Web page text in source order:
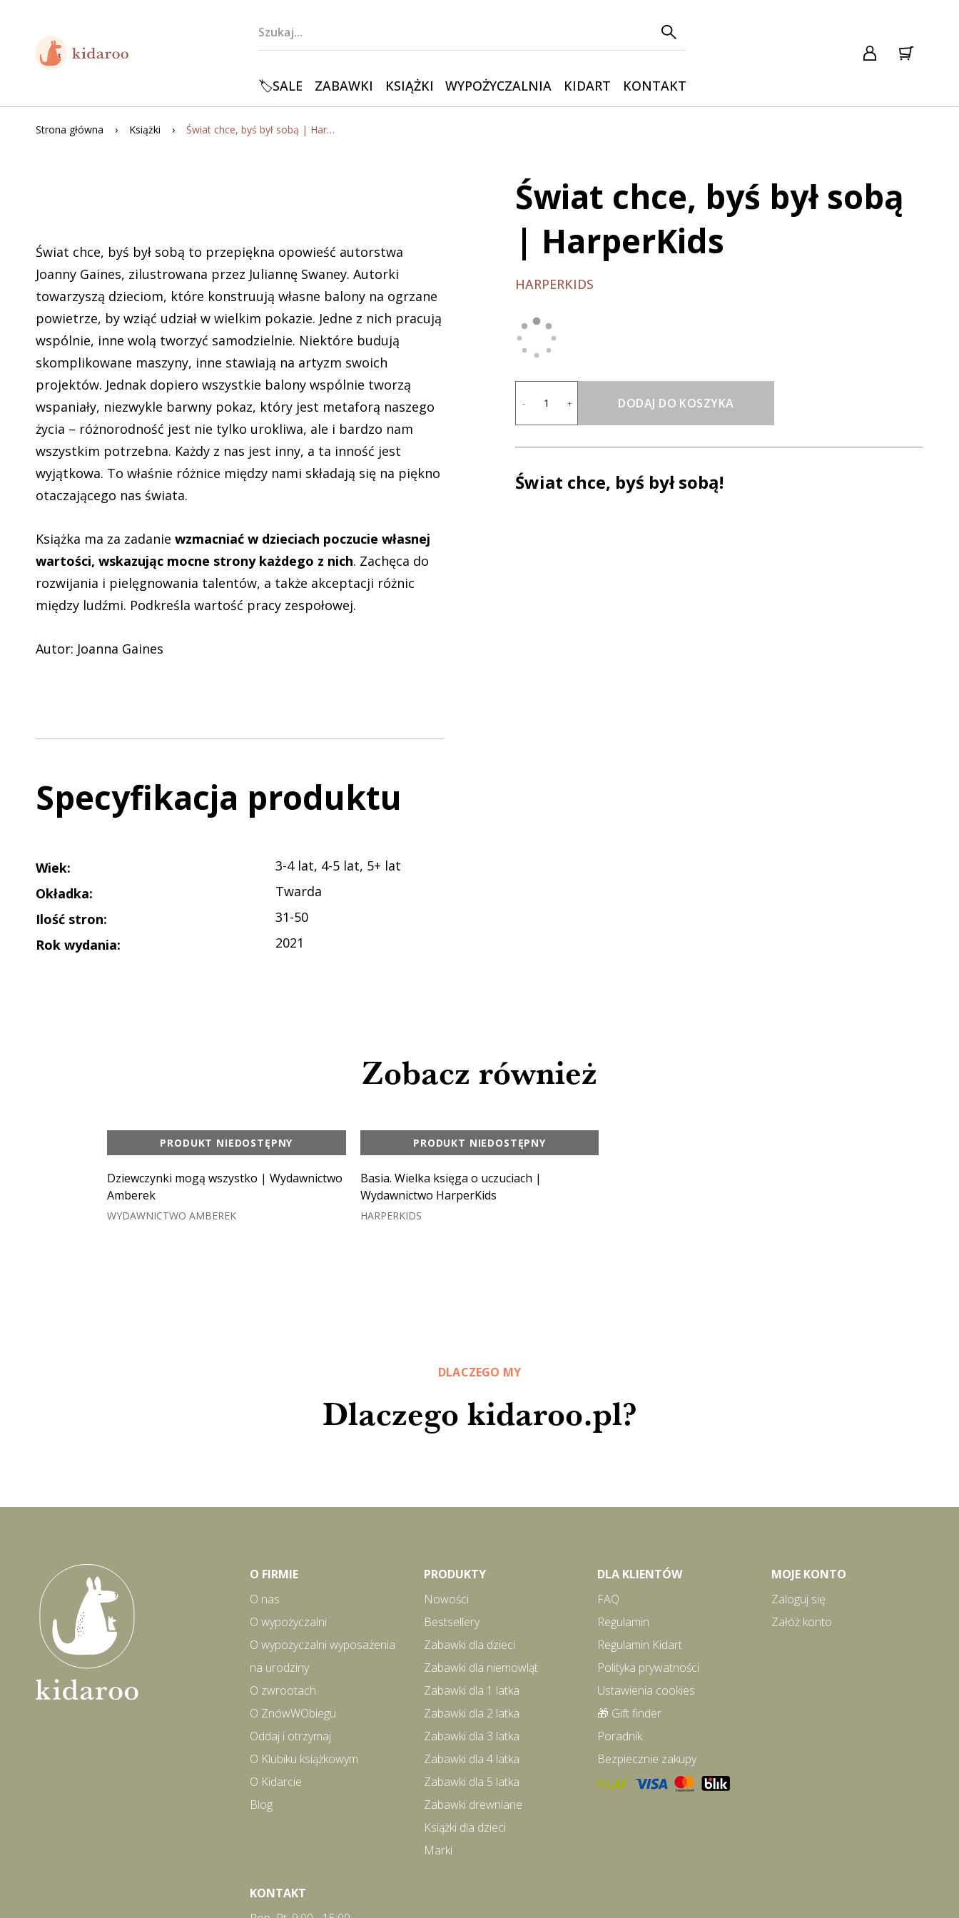
🏷️SALE ZABAWKI KSIĄŻKI WYPOŻYCZALNIA KIDART KONTAKT
Strona główna Książki Świat chce, byś był sobą | HarperKids
Świat chce, byś był sobą
| HarperKids
HARPERKIDS
- + DODAJ DO KOSZYKA
Świat chce, byś był sobą!
Świat chce, byś był sobą to przepiękna opowieść autorstwa
Joanny Gaines, zilustrowana przez Juliannę Swaney. Autorki
towarzyszą dzieciom, które konstruują własne balony na ogrzane
powietrze, by wziąć udział w wielkim pokazie. Jedne z nich pracują
wspólnie, inne wolą tworzyć samodzielnie. Niektóre budują
skomplikowane maszyny, inne stawiają na artyzm swoich
projektów. Jednak dopiero wszystkie balony wspólnie tworzą
wspaniały, niezwykle barwny pokaz, który jest metaforą naszego
życia – różnorodność jest nie tylko urokliwa, ale i bardzo nam
wszystkim potrzebna. Każdy z nas jest inny, a ta inność jest
wyjątkowa. To właśnie różnice między nami składają się na piękno
otaczającego nas świata.
Książka ma za zadanie wzmacniać w dzieciach poczucie własnej
wartości, wskazując mocne strony każdego z nich. Zachęca do
rozwijania i pielęgnowania talentów, a także akceptacji różnic
między ludźmi. Podkreśla wartość pracy zespołowej.
Autor: Joanna Gaines
Specyfikacja produktu
Wiek:
3-4 lat, 4-5 lat, 5+ lat
Okładka:
Twarda
Ilość stron:
31-50
Rok wydania: 2021
Zobacz również
Dziewczynki mogą wszystko | Wydawnictwo
Amberek
WYDAWNICTWO AMBEREK
PRODUKT NIEDOSTĘPNY
Basia. Wielka księga o uczuciach |
Wydawnictwo HarperKids
HARPERKIDS
PRODUKT NIEDOSTĘPNY
Dlaczego kidaroo.pl?
DLACZEGO MY
O FIRMIE
O nas
O wypożyczalni
O wypożyczalni wyposażenia
na urodziny
O zwrootach
O ZnówWObiegu
Oddaj i otrzymaj
O Klubiku książkowym
O Kidarcie
Blog
PRODUKTY
Nowości
Bestsellery
Zabawki dla dzieci
Zabawki dla niemowląt
Zabawki dla 1 latka
Zabawki dla 2 latka
Zabawki dla 3 latka
Zabawki dla 4 latka
Zabawki dla 5 latka
Zabawki drewniane
Książki dla dzieci
Marki
DLA KLIENTÓW
FAQ
Regulamin
Regulamin Kidart
Polityka prywatności
Ustawienia cookies
🎁 Gift finder
Poradnik
Bezpiecznie zakupy
MOJE KONTO
Zaloguj się
Załóż konto
KONTAKT